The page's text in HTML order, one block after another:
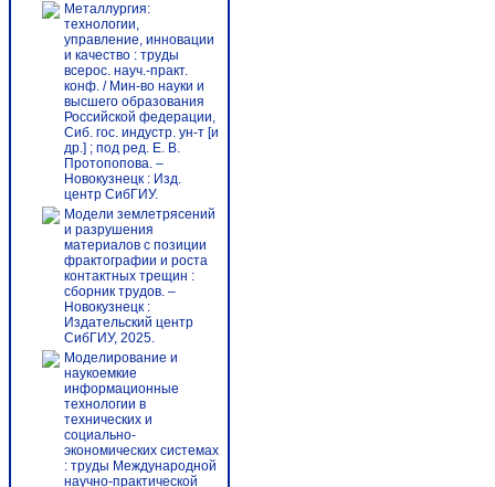
Металлургия:
технологии,
управление, инновации
и качество : труды
всерос. науч.-практ.
конф. / Мин-во науки и
высшего образования
Российской федерации,
Сиб. гос. индустр. ун-т [и
др.] ; под ред. Е. В.
Протопопова. –
Новокузнецк : Изд.
центр СибГИУ.
Модели землетрясений
и разрушения
материалов с позиции
фрактографии и роста
контактных трещин :
сборник трудов. –
Новокузнецк :
Издательский центр
СибГИУ, 2025.
Моделирование и
наукоемкие
информационные
технологии в
технических и
социально-
экономических системах
: труды Международной
научно-практической